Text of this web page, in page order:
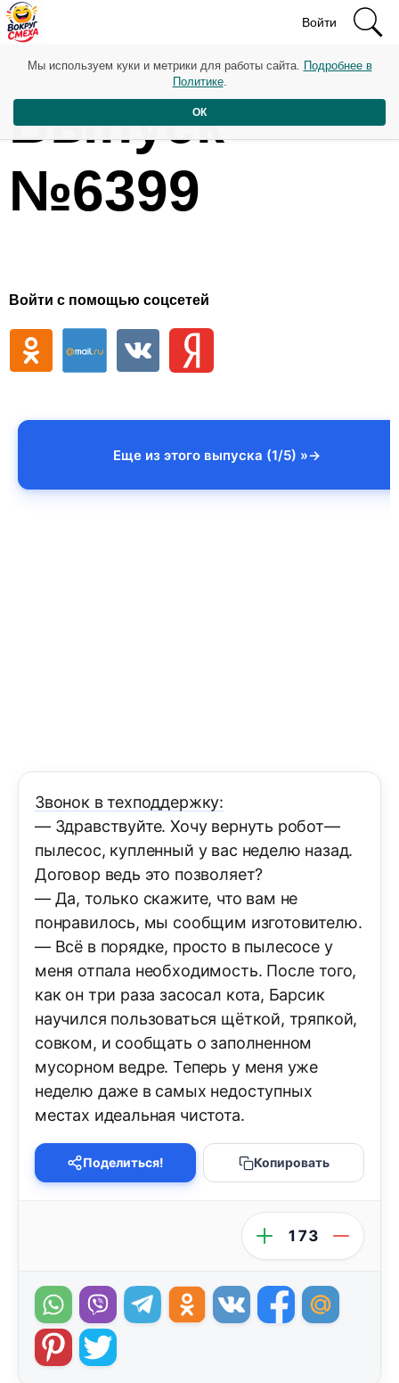
Войти
Выпуск
№6399
Войти с помощью соцсетей
Еще из этого выпуска (1/5) »
Звонок в техподдержку:
— Здравствуйте. Хочу вернуть робот—
пылесос, купленный у вас неделю назад.
Договор ведь это позволяет?
— Да, только скажите, что вам не
понравилось, мы сообщим изготовителю.
— Всё в порядке, просто в пылесосе у
меня отпала необходимость. После того,
как он три раза засосал кота, Барсик
научился пользоваться щёткой, тряпкой,
совком, и сообщать о заполненном
мусорном ведре. Теперь у меня уже
неделю даже в самых недоступных
местах идеальная чистота.
Поделиться! Копировать
173
Мы используем куки и метрики для работы сайта. Подробнее в
Политике.
ОК